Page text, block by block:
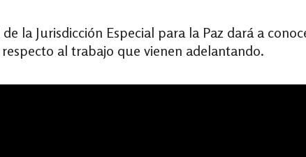
Pública
la Jurisdicción Especial para la Paz dará a
respecto al trabajo que vienen adelantando.